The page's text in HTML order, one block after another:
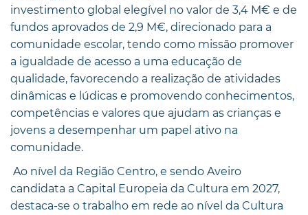
investimento global elegível no valor de 3,4 M€ e de
fundos aprovados de 2,9 M€, direcionado para a
comunidade escolar, tendo como missão promover
a igualdade de acesso a uma educação de
qualidade, favorecendo a realização de atividades
dinâmicas e lúdicas e promovendo conhecimentos,
competências e valores que ajudam as crianças e
jovens a desempenhar um papel ativo na
comunidade.
Ao nível da Região Centro, e sendo Aveiro
candidata a Capital Europeia da Cultura em 2027,
destaca-se o trabalho em rede ao nível da Cultura